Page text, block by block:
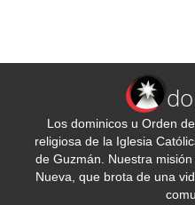
Los dominicos u Orden
religiosa de la Iglesia
de Guzmán. Nuestra
Nueva, que brota de una